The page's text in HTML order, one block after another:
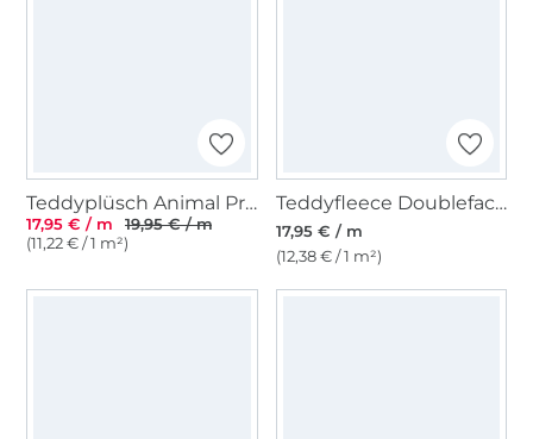
Teddyplüsch Animal Print, hellbraun
17,95 € / m
19,95 € / m
(11,22 € / 1 m²)
Teddyfleece Doubleface, beige
17,95 € / m
(12,38 € / 1 m²)